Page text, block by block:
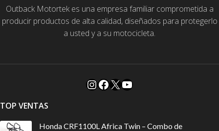
Outback Motortek es una empresa familiar comprometida a
producir productos de alta calidad, diseñados para protegerlo
a usted y a su motocicleta.
TOP VENTAS
Honda CRF1100L Africa Twin – Combo de